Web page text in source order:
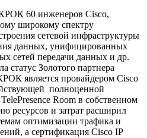
60 инженеров Cisco,
широкому спектру
сетевой инфраструктуры
данных, унифицированных
сетей передачи данных и др.
статус Золотого партнера
является провайдером Cisco
полноценной
Room в собственном
ресурсов и затрат расширил
оптимизации трафика и
а сертификация Cisco IP